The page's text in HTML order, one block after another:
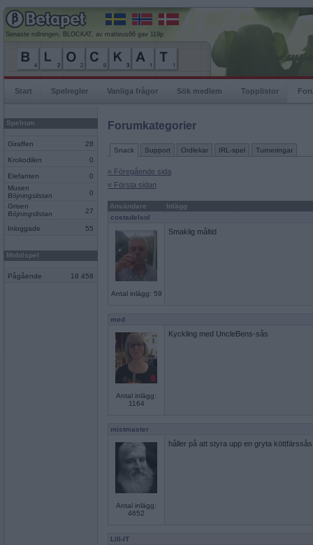
Senaste rullningen, BLOCKAT, av matteus66 gav 119p
Start Spelregler Vanliga frågor Sök medlem Topplistor
Spelrum
Giraffen 28
Krokodilen 0
Elefanten
0
Musen
Böjningslistan
0
Grisen
Böjningslistan
27
Inloggade 55
Mobilspel
Pågående 18 458
Forumkategorier
Snack Support Ordlekar IRL-spel Turneringar
« Föregående sida
« Första sidan
Användare
Inlägg
costadelsol
Antal inlägg: 59
Smaklig måltid
med
Antal inlägg:
1164
Kyckling med UncleBens-sås
mistmaster
Antal inlägg:
4652
håller på att styra upp en gryta
Lill-IT